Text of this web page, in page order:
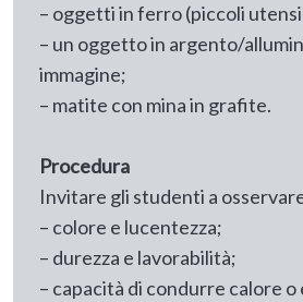
– oggetti in ferro (piccoli
– un oggetto in argento/
immagine;
– matite con mina in grafite.
Procedura
Invitare gli studenti a
– colore e lucentezza;
– durezza e lavorabilità;
– capacità di condurre calore